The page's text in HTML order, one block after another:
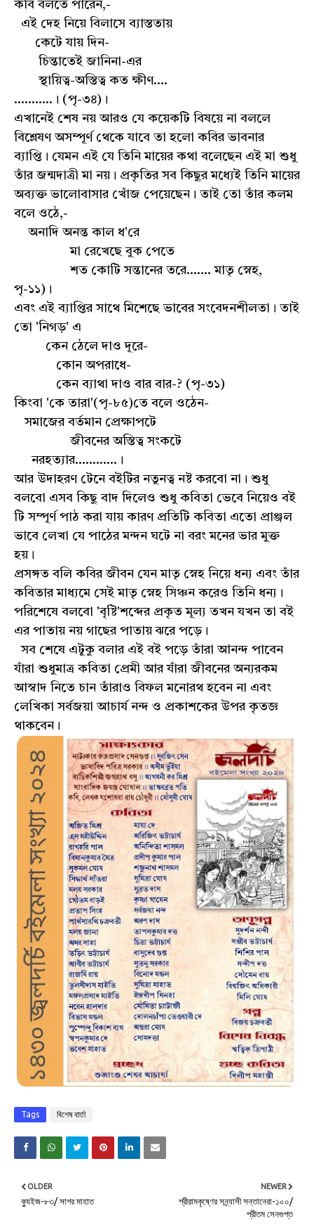
কবি বলতে পারেন,-
এই দেহ নিয়ে বিলাসে ব্যাস্ততায়
কেটে যায় দিন-
চিন্তাতেই জানিনা-এর
স্থায়িত্ব-অস্তিত্ব কত ক্ষীণ....
...........। (পৃ-৩৪)।
এখানেই শেষ নয় আরও যে কয়েকটি বিষয়ে না বললে
বিশ্লেষণ অসম্পূর্ণ থেকে যাবে তা হলো কবির ভাবনার
ব্যাপ্তি। যেমন এই যে তিনি মায়ের কথা বলেছেন এই মা শুধু
তাঁর জন্মদাত্রী মা নয়। প্রকৃতির সব কিছুর মধ্যেই তিনি মায়ের
অব্যক্ত ভালোবাসার খোঁজ পেয়েছেন। তাই তো তাঁর কলম
বলে ওঠে,-
অনাদি অনন্ত কাল ধ'রে
মা রেখেছে বুক পেতে
শত কোটি সন্তানের তরে....... মাতৃ স্নেহ,
পৃ-১১)।
এবং এই ব্যাপ্তির সাথে মিশেছে ভাবের সংবেদনশীলতা। তাই
তো 'নিগড়' এ
কেন ঠেলে দাও দূরে-
কোন অপরাধে-
কেন ব্যাথা দাও বার বার-? (পৃ-৩১)
কিংবা 'কে তারা'(পৃ-৮৫)তে বলে ওঠেন-
সমাজের বর্তমান প্রেক্ষাপটে
জীবনের অস্তিত্ব সংকটে
নরহত্যার............।
আর উদাহরণ টেনে বইটির নতুনত্ব নষ্ট করবো না। শুধু
বলবো এসব কিছু বাদ দিলেও শুধু কবিতা ভেবে নিয়েও বই
টি সম্পূর্ণ পাঠ করা যায় কারণ প্রতিটি কবিতা এতো প্রাঞ্জল
ভাবে লেখা যে পাঠের মন্দন ঘটে না বরং মনের ভার মুক্ত
হয়।
প্রসঙ্গত বলি কবির জীবন যেন মাতৃ স্নেহ নিয়ে ধন্য এবং তাঁর
কবিতার মাধ্যমে সেই মাতৃ স্নেহ সিঞ্চন করেও তিনি ধন্য।
পরিশেষে বলবো 'বৃষ্টি'শব্দের প্রকৃত মূল্য তখন যখন তা বই
এর পাতায় নয় গাছের পাতায় ঝরে পড়ে।
সব শেষে এটুকু বলার এই বই পড়ে তাঁরা আনন্দ পাবেন
যাঁরা শুধুমাত্র কবিতা প্রেমী আর যাঁরা জীবনের অন্যরকম
আস্বাদ নিতে চান তাঁরাও বিফল মনোরথ হবেন না এবং
লেখিকা সর্বজয়া আচার্য নন্দ ও প্রকাশকের উপর কৃতজ্ঞ
থাকবেন।
Tags বিশেষ বার্তা
NEWER
শ্রীরামকৃষ্ণের সন্ন্যাসী সন্তানেরা-১০০/
প্রীতম সেনগুপ্ত
OLDER
ক্যুইজ-৮৩/ সাগর মাহাত